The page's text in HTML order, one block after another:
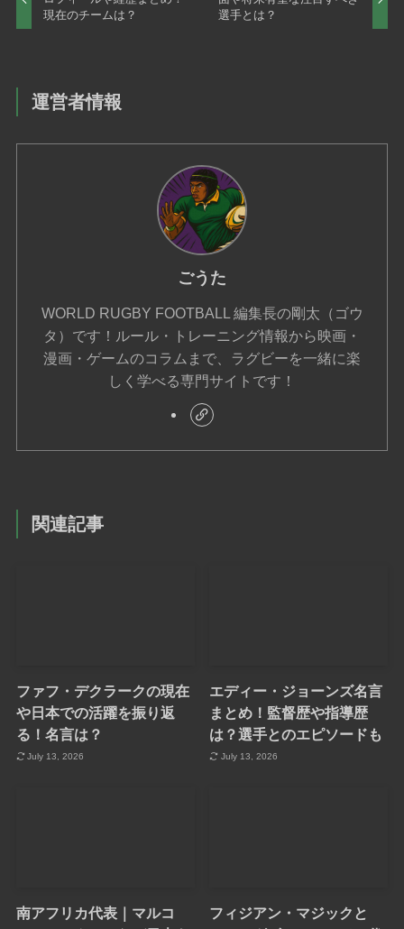
現在のチームは？
選手とは？
運営者情報
ごうた
WORLD RUGBY FOOTBALL 編集長の剛太（ゴウ
タ）です！ルール・トレーニング情報から映画・
漫画・ゲームのコラムまで、ラグビーを一緒に楽
しく学べる専門サイトです！
関連記事
ファフ・デクラークの現在
や日本での活躍を振り返
る！名言は？
July 13, 2026
エディー・ジョーンズ名言
まとめ！監督歴や指導歴
は？選手とのエピソードも
July 13, 2026
南アフリカ代表｜マルコ
フィジアン・マジックと